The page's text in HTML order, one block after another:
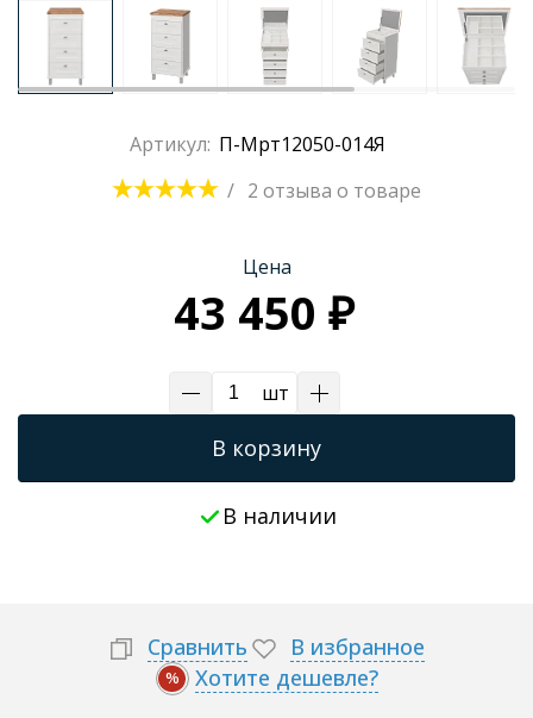
Артикул: П-Мрт12050-014Я
/ 2 отзыва о товаре
Цена
43 450 ₽
шт
В корзину
В наличии
Сравнить В избранное
% Хотите дешевле?